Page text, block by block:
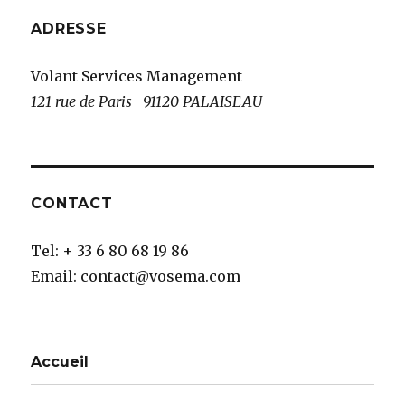
ADRESSE
Volant Services Management
121 rue de Paris 91120 PALAISEAU
CONTACT
Tel: + 33 6 80 68 19 86
Email: contact@vosema.com
Accueil